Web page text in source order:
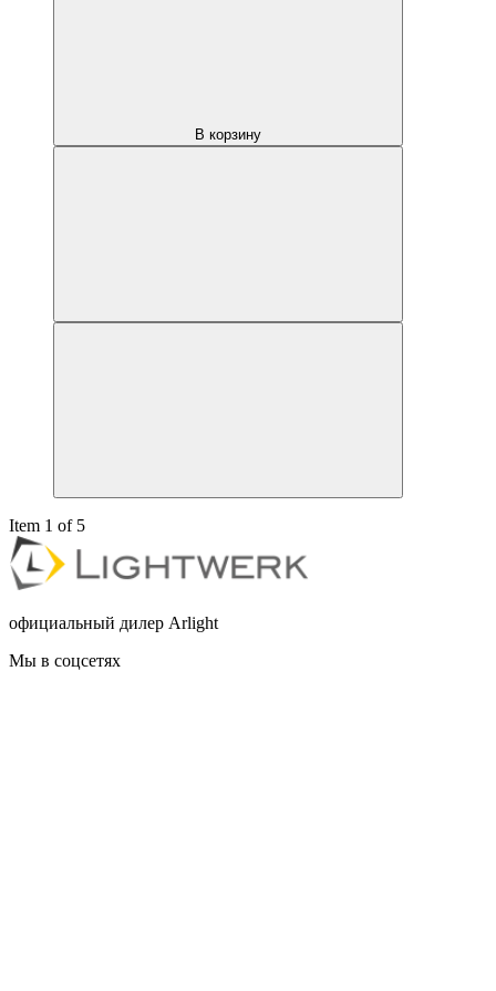
В корзину
Item 1 of 5
официальный дилер Arlight
Мы в соцсетях